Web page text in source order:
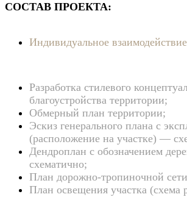
СОСТАВ ПРОЕКТА:
Индивидуальное
Разработка стилевого
благоустройства территории;
Обмерный план территории;
Эскиз генерального плана с
(расположение на участке) —
Дендроплан с обозначением
схематично;
План дорожно-тропиночной
План освещения участка (схема